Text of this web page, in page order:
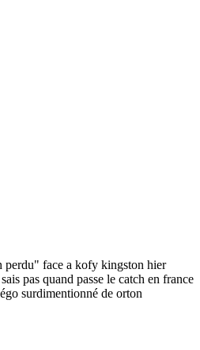
face a kofy kingston hier
pas quand passe le catch en france
surdimentionné de orton